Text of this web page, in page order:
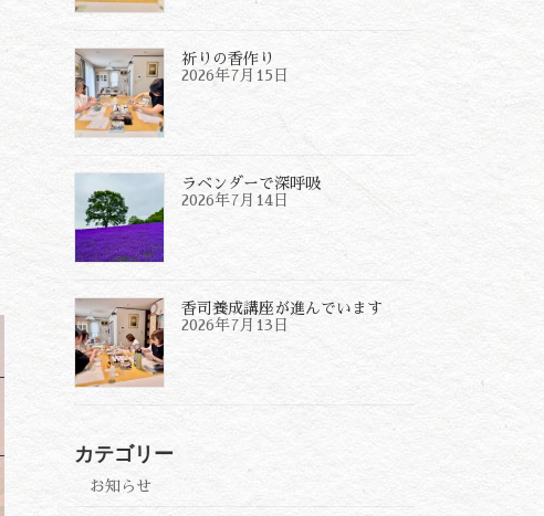
祈りの香作り
2026年7月15日
ラベンダーで深呼吸
2026年7月14日
香司養成講座が進んでいます
2026年7月13日
カテゴリー
お知らせ